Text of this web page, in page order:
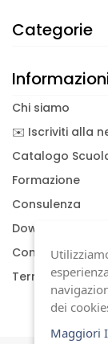
Categorie
Chi siamo
✉️ Iscriviti alla
Catalogo
Formazione
Consulenza
Download
Condizioni
Termini di
dei
Maggiori